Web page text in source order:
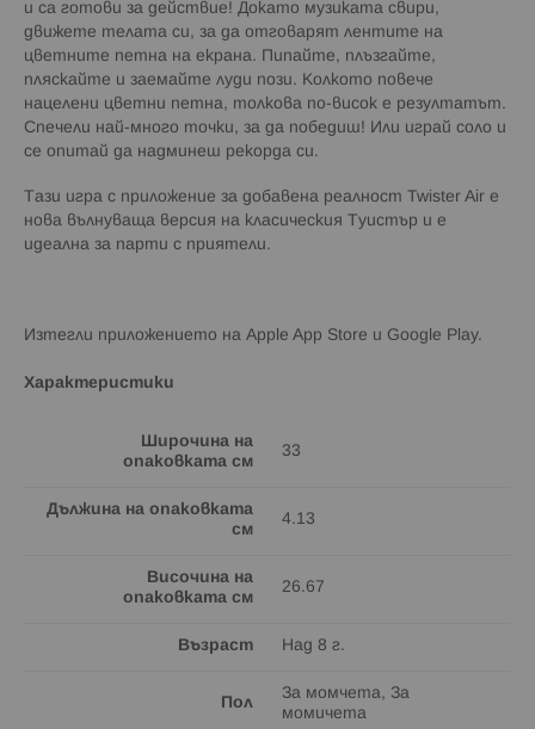
и са готови за действие! Докато музиката свири,
движете телата си, за да отговарят лентите на
цветните петна на екрана. Пипайте, плъзгайте,
пляскайте и заемайте луди пози. Колкото повече
нацелени цветни петна, толкова по-висок е резултатът.
Спечели най-много точки, за да победиш! Или играй соло и
се опитай да надминеш рекорда си.
Тази игра с приложение за добавена реалност Twister Air е
нова вълнуваща версия на класическия Туистър и е
идеална за парти с приятели.
Изтегли приложението на Apple App Store и Google Play.
Характеристики
Широчина на
опаковката см
33
Дължина на опаковката
см
4.13
Височина на
опаковката см
26.67
Възраст Над 8 г.
Пол
За момчета, За
момичета